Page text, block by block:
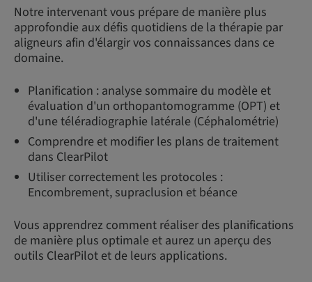
Notre intervenant vous prépare de manière plus
approfondie aux défis quotidiens de la thérapie par
aligneurs afin d'élargir vos connaissances dans ce
domaine.
Planification : analyse sommaire du modèle et
évaluation d'un orthopantomogramme (OPT) et
d'une téléradiographie latérale (Céphalométrie)
Comprendre et modifier les plans de traitement
dans ClearPilot
Utiliser correctement les protocoles :
Encombrement, supraclusion et béance
Vous apprendrez comment réaliser des planifications
de manière plus optimale et aurez un aperçu des
outils ClearPilot et de leurs applications.